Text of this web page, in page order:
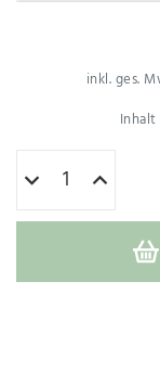
inkl. ges.
Inhalt